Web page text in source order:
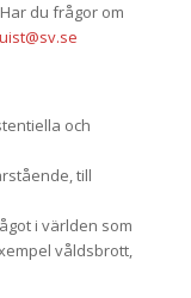
du frågor om
och
till
i världen som
våldsbrott,